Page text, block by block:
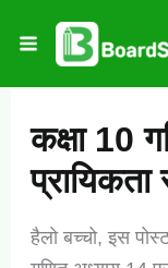
कक्षा 10
प्रायिकता
हैलो बच्चो, इस